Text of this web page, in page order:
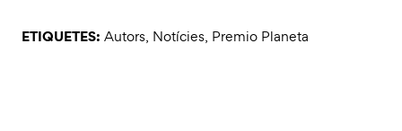
ETIQUETES: Autors, Notícies, Premio Planeta